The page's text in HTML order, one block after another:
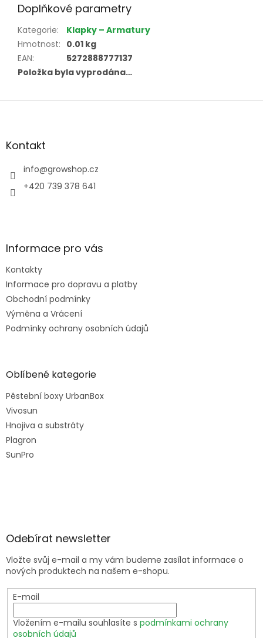
Doplňkové parametry
Kategorie:
Klapky – Armatury
Hmotnost: 0.01 kg
EAN:
5272888777137
Položka byla vyprodána…
Z
aKontakt
info@growshop.cz
+420 739 378 641
Informace pro vás
Kontakty
Informace pro dopravu a platby
Obchodní podmínky
Výměna a Vrácení
Podmínky ochrany osobních údajů
Oblíbené kategorie
Pěstební boxy UrbanBox
Vivosun
Hnojiva a substráty
Plagron
SunPro
Odebírat newsletter
Vložte svůj e-mail a my vám budeme zasílat informace o
nových produktech na našem e-shopu.
E-mail
Vložením e-mailu souhlasíte s podmínkami ochrany
osobních údajů